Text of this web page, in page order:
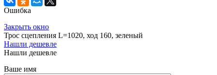
Ошибка
Закрыть окно
Трос сцепления L=1020, ход 160, зеленый
Нашли дешевле
Нашли дешевле
Ваше имя